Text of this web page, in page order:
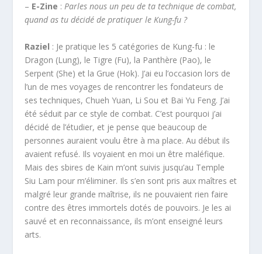
– E-Zine :Parles nous un peu de ta technique de combat,
quand as tu décidé de pratiquer le Kung-fu ?
Raziel : Je pratique les 5 catégories de Kung-fu : le
Dragon (Lung), le Tigre (Fu), la Panthère (Pao), le
Serpent (She) et la Grue (Hok). J’ai eu l’occasion lors de
l’un de mes voyages de rencontrer les fondateurs de
ses techniques, Chueh Yuan, Li Sou et Bai Yu Feng. J’ai
été séduit par ce style de combat. C’est pourquoi j’ai
décidé de l’étudier, et je pense que beaucoup de
personnes auraient voulu être à ma place. Au début ils
avaient refusé. Ils voyaient en moi un être maléfique.
Mais des sbires de Kain m’ont suivis jusqu’au Temple
Siu Lam pour m’éliminer. Ils s’en sont pris aux maîtres et
malgré leur grande maîtrise, ils ne pouvaient rien faire
contre des êtres immortels dotés de pouvoirs. Je les ai
sauvé et en reconnaissance, ils m’ont enseigné leurs
arts.